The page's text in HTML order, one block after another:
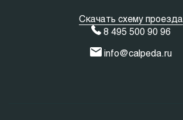
Скачать схему проезда
8 495 500 90 96
info@calpeda.ru